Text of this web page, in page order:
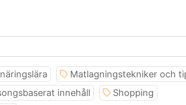
Matlagningstekniker och
innehåll
Shopping